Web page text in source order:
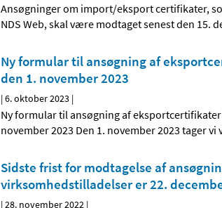
Ansøgninger om import/eksport certifikater,
NDS Web, skal være modtaget senest den 15.
Ny formular til ansøgning af
den 1. november 2023
|6. oktober 2023 |
Ny formular til ansøgning af
november 2023 Den 1. november 2023 tager vi
Sidste frist for modtagelse af
virksomhedstilladelser er 22.
|28. november 2022 |